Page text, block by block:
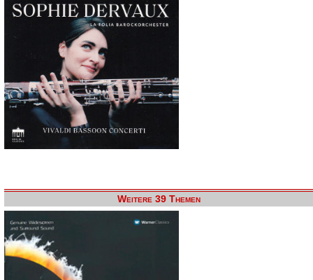
Weitere 39 Themen